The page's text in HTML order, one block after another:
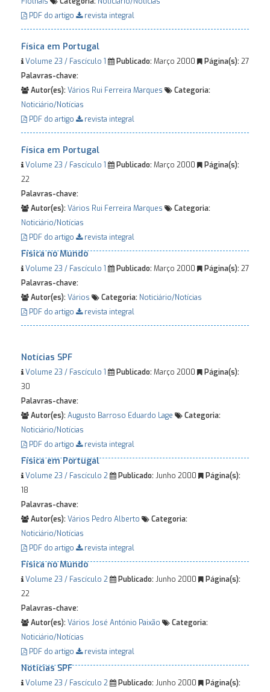
PDF do artigo
revista integral
Física em Portugal
Volume 23 / Fascículo 1 Publicado:Março 2000 Página(s):27
Palavras-chave:
Autor(es):Vários Rui Ferreira Marques
Categoria:
Noticiário/Notícias
PDF do artigo
revista integral
Física em Portugal
Volume 23 / Fascículo 1 Publicado:Março 2000
Página(s):
22
Palavras-chave:
Autor(es):Vários Rui Ferreira Marques
Categoria:
Noticiário/Notícias
PDF do artigo
revista integral
Física no Mundo
Volume 23 / Fascículo 1 Publicado:Março 2000 Página(s):27
Palavras-chave:
Autor(es):Vários Categoria: Noticiário/Notícias
PDF do artigo
revista integral
Notícias SPF
Volume 23 / Fascículo 1 Publicado:Março 2000
Página(s):
30
Palavras-chave:
Autor(es):Augusto Barroso Eduardo Lage
Categoria:
Noticiário/Notícias
PDF do artigo
revista integral
Física em Portugal
Volume 23 / Fascículo 2 Publicado:Junho 2000
Página(s):
18
Palavras-chave:
Autor(es):Vários Pedro Alberto
Categoria:
Noticiário/Notícias
PDF do artigo
revista integral
Física no Mundo
Volume 23 / Fascículo 2 Publicado:Junho 2000
Página(s):
22
Palavras-chave:
Autor(es):Vários José António Paixão
Categoria:
Noticiário/Notícias
PDF do artigo
revista integral
Notícias SPF
Volume 23 / Fascículo 2 Publicado:Junho 2000
Página(s):